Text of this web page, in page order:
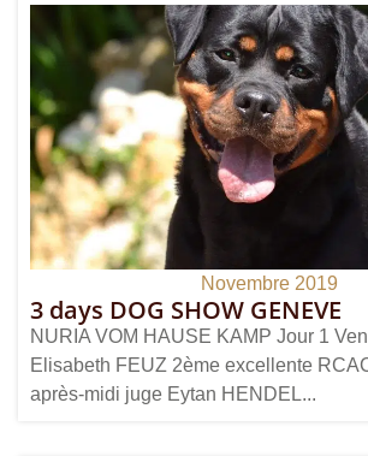
Novembre 2019
3 days DOG SHOW GENEVE
NURIA VOM HAUSE KAMP Jour 1
Elisabeth FEUZ 2ème excellente
après-midi juge Eytan HENDEL...